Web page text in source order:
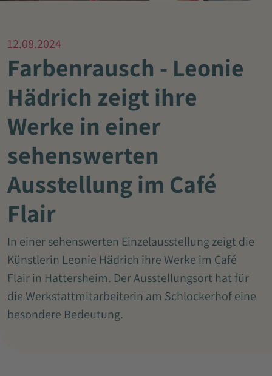
12.08.2024
Farbenrausch - Leonie
Hädrich zeigt ihre
Werke in einer
sehenswerten
Ausstellung im Café
Flair
In einer sehenswerten Einzelausstellung zeigt die
Künstlerin Leonie Hädrich ihre Werke im Café
Flair in Hattersheim. Der Ausstellungsort hat für
die Werkstattmitarbeiterin am Schlockerhof eine
besondere Bedeutung.